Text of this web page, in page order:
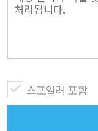
유명해진 후에도 자
로 보는 13가지 교
은 그대로 카메라에 담
의 선구자 20세기
대에 컬러보다는 흑
스포일러 포함